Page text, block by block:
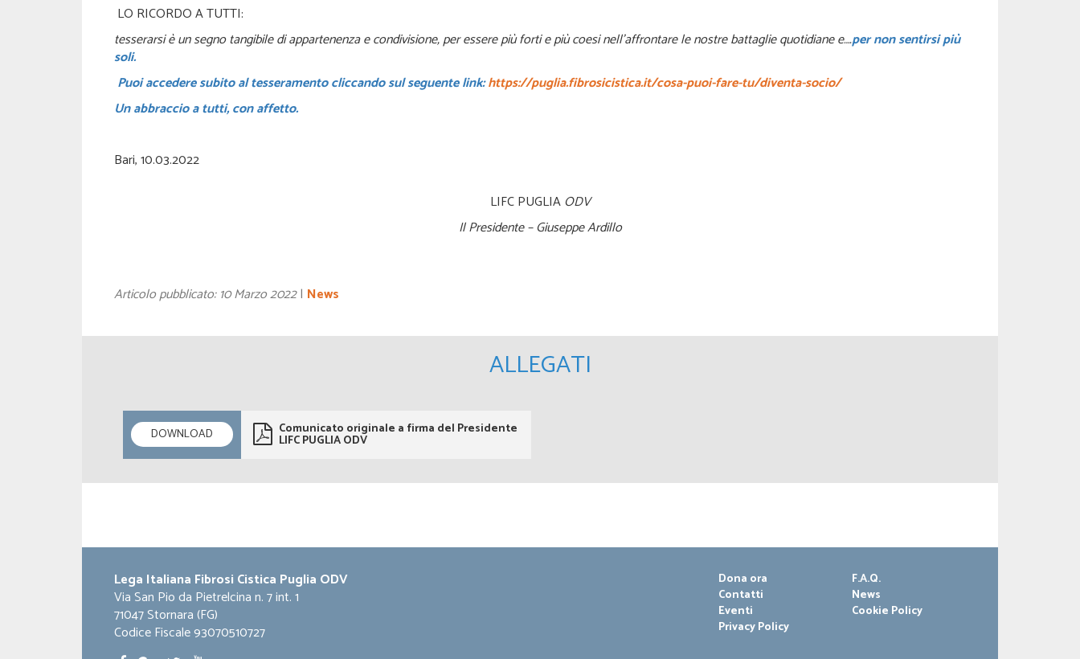
LO RICORDO A TUTTI:
tesserarsi è un segno tangibile di appartenenza e condivisione, per essere più forti e più coesi nell’affrontare le nostre battaglie quotidiane e….per non sentirsi più
soli.
Puoi accedere subito al tesseramento cliccando sul seguente link:https://puglia.fibrosicistica.it/cosa-puoi-fare-tu/diventa-socio/
Un abbraccio a tutti, con affetto.
Bari, 10.03.2022
LIFC PUGLIAODV
Il Presidente – Giuseppe Ardillo
Articolo pubblicato: 10 Marzo 2022| News
ALLEGATI
DOWNLOAD Comunicato originale a firma del Presidente
LIFC PUGLIA ODV
Lega Italiana Fibrosi Cistica Puglia ODV
Via San Pio da Pietrelcina n. 7 int. 1
71047 Stornara (FG)
Codice Fiscale 93070510727
Dona ora
F.A.Q.
Contatti
News
Eventi
Cookie Policy
Privacy Policy